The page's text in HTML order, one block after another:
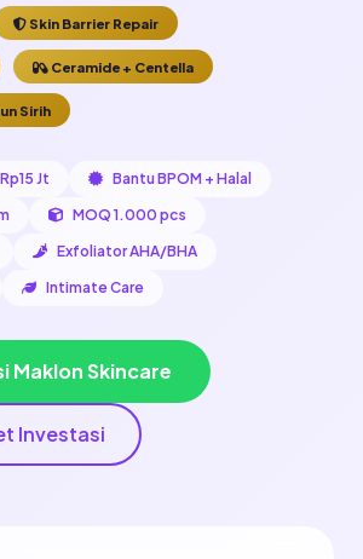
Skin Barrier Repair
Ceramide + Centella
Sirih
Jt
Bantu BPOM + Halal
MOQ 1.000 pcs
Exfoliator AHA/BHA
Intimate Care
Maklon Skincare
Investasi